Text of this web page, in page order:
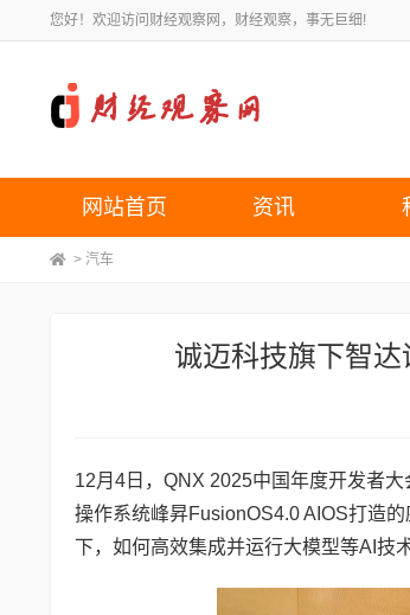
您好！欢迎访问财经观察网，财经观察，事无巨细!
网站首页 资讯
> 汽车
诚迈科技旗下智
12月4日，QNX 2025中国年度开发者
操作系统峰昇FusionOS4.0 AIOS打造
下，如何高效集成并运行大模型等AI技